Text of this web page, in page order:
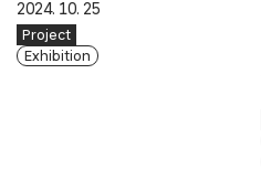
2024. 10. 25
Project
Exhibition